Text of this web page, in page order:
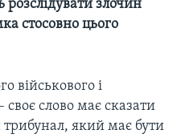
розслідувати злочин
стосовно цього
військового і
своє слово має сказати
який має бути